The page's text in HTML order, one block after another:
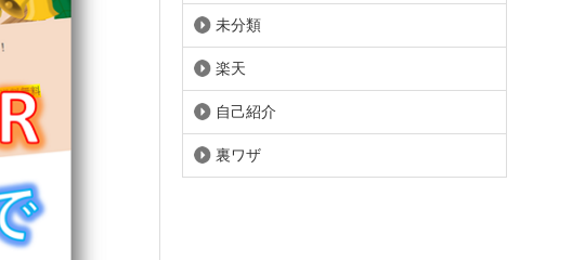
未分類
楽天
自己紹介
裏ワザ